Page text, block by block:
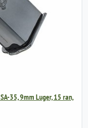
35, 9mm Luger, 15 ran,